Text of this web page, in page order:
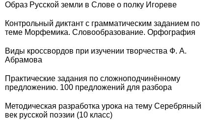
Образ Русской земли в Слове о полку Игореве
Контрольный диктант с грамматическим заданием по
теме Морфемика. Словообразование. Орфография
Виды кроссвордов при изучении творчества Ф. А.
Абрамова
Практические задания по сложноподчинённому
предложению. 100 предложений для разбора
Методическая разработка урока на тему Серебряный
век русской поэзии (10 класс)